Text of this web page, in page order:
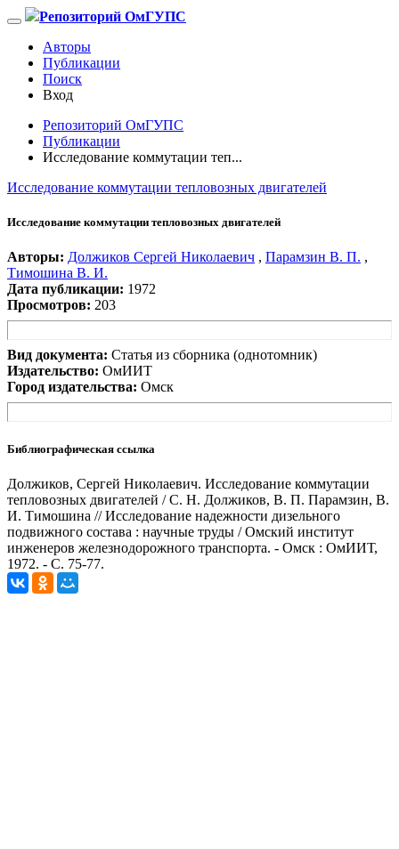
Репозиторий ОмГУПС
Авторы
Публикации
Поиск
Вход
Репозиторий ОмГУПС
Публикации
Исследование коммутации теп...
Исследование коммутации тепловозных двигателей
Исследование коммутации тепловозных двигателей
Авторы: Должиков Сергей Николаевич , Парамзин В. П. ,
Тимошина В. И.
Дата публикации: 1972
Просмотров: 203
Вид документа: Статья из сборника (однотомник)
Издательство: ОмИИТ
Город издательства: Омск
Библиографическая ссылка
Должиков, Сергей Николаевич. Исследование коммутации
тепловозных двигателей / С. Н. Должиков, В. П. Парамзин, В.
И. Тимошина // Исследование надежности дизельного
подвижного состава : научные труды / Омский институт
инженеров железнодорожного транспорта. - Омск : ОмИИТ,
1972. - С. 75-77.